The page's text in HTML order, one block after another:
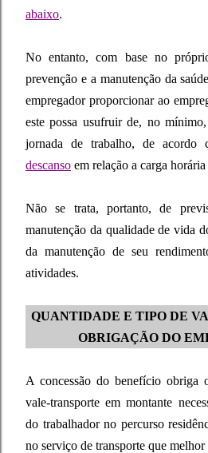
abaixo.
No entanto, com base no
prevenção e a manutenção da
empregador proporcionar ao
este possa usufruir de, no
jornada de trabalho, de acordo
descanso em relação a carga
Não se trata, portanto, de
manutenção da qualidade de vida
da manutenção de seu
atividades.
QUANTIDADE E TIPO DE
OBRIGAÇÃO DO
A concessão do benefício obriga
vale-transporte em montante
do trabalhador no percurso
no serviço de transporte que melhor